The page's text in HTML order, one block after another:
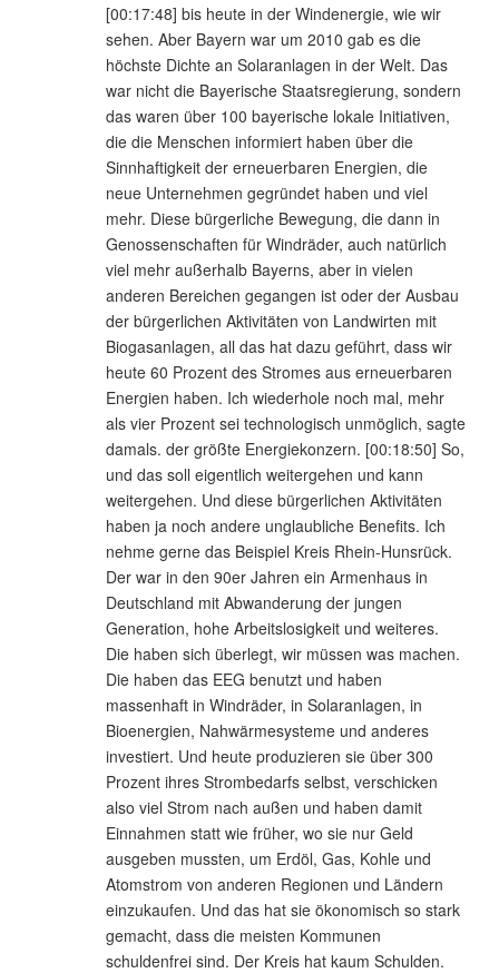
[00:17:48] bis heute in der Windenergie, wie wir
sehen. Aber Bayern war um 2010 gab es die
höchste Dichte an Solaranlagen in der Welt. Das
war nicht die Bayerische Staatsregierung, sondern
das waren über 100 bayerische lokale Initiativen,
die die Menschen informiert haben über die
Sinnhaftigkeit der erneuerbaren Energien, die
neue Unternehmen gegründet haben und viel
mehr. Diese bürgerliche Bewegung, die dann in
Genossenschaften für Windräder, auch natürlich
viel mehr außerhalb Bayerns, aber in vielen
anderen Bereichen gegangen ist oder der Ausbau
der bürgerlichen Aktivitäten von Landwirten mit
Biogasanlagen, all das hat dazu geführt, dass wir
heute 60 Prozent des Stromes aus erneuerbaren
Energien haben. Ich wiederhole noch mal, mehr
als vier Prozent sei technologisch unmöglich, sagte
damals. der größte Energiekonzern. [00:18:50] So,
und das soll eigentlich weitergehen und kann
weitergehen. Und diese bürgerlichen Aktivitäten
haben ja noch andere unglaubliche Benefits. Ich
nehme gerne das Beispiel Kreis Rhein-Hunsrück.
Der war in den 90er Jahren ein Armenhaus in
Deutschland mit Abwanderung der jungen
Generation, hohe Arbeitslosigkeit und weiteres.
Die haben sich überlegt, wir müssen was machen.
Die haben das EEG benutzt und haben
massenhaft in Windräder, in Solaranlagen, in
Bioenergien, Nahwärmesysteme und anderes
investiert. Und heute produzieren sie über 300
Prozent ihres Strombedarfs selbst, verschicken
also viel Strom nach außen und haben damit
Einnahmen statt wie früher, wo sie nur Geld
ausgeben mussten, um Erdöl, Gas, Kohle und
Atomstrom von anderen Regionen und Ländern
einzukaufen. Und das hat sie ökonomisch so stark
gemacht, dass die meisten Kommunen
schuldenfrei sind. Der Kreis hat kaum Schulden.